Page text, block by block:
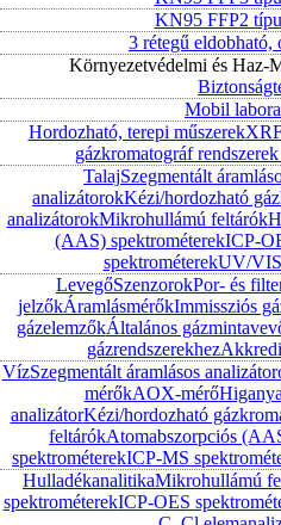
KN95 FFP2
3 rétegű eldobható,
Környezetvédelmi és Haz-
Mobil
Hordozható, terepi műszerek
gázkromatográf
TalajSzegmentált
analizátorokKézi/hordozható
analizátorokMikrohullámú feltárók
(AAS) spektrométerekICP-
spektrométerekUV/VIS
LevegőSzenzorokPor- és
jelzőkÁramlásmérőkImmissziós
gázelemzőkÁltalános
gázrendszerekhez
VízSzegmentált áramlásos
mérőkAOX-mérő
analizátorKézi/hordozható
feltárókAtomabszorpciós
spektrométerekICP-MS
HulladékanalitikaMikrohullámú
spektrométerekICP-OES